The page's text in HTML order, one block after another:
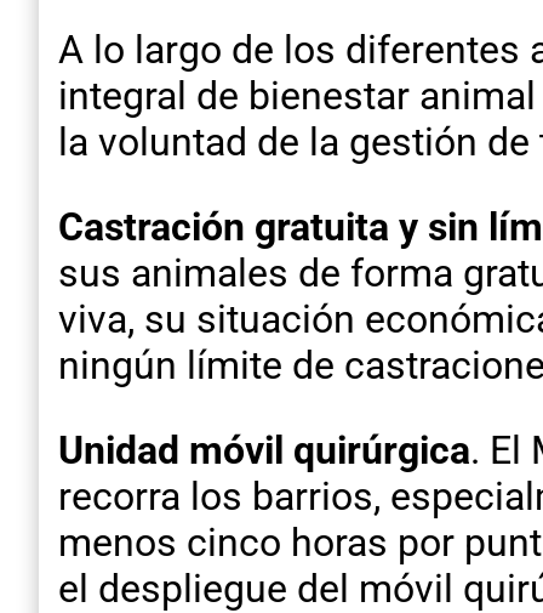
A lo largo de los diferentes
integral de bienestar
la voluntad de la gestión de
Castración gratuita y sin
sus animales de forma
viva, su situación
ningún límite de
Unidad móvil quirúrgica. El
recorra los barrios,
menos cinco horas por
el despliegue del móvil